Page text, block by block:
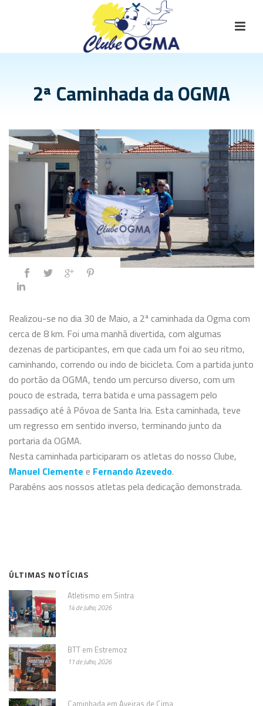
2ª Caminhada da OGMA
Realizou-se no dia 30 de Maio, a 2ª caminhada da Ogma com
cerca de 8 km. Foi uma manhã divertida, com algumas
dezenas de participantes, em que cada um foi ao seu ritmo,
caminhando, correndo ou indo de bicicleta. Com a partida junto
do portão da OGMA, tendo um percurso diverso, com um
pouco de estrada, terra batida e uma passagem pelo
passadiço até à Póvoa de Santa Iria. Esta caminhada, teve
um regresso em sentido inverso, terminando junto da
portaria da OGMA.
Nesta caminhada participaram os atletas do nosso Clube,
Manuel Clemente e Fernando Azevedo.
Parabéns aos nossos atletas pela dedicação demonstrada.
ÚLTIMAS NOTÍCIAS
Atletismo em Sintra
14 de Julho, 2026
BTT em Estremoz
11 de Julho, 2026